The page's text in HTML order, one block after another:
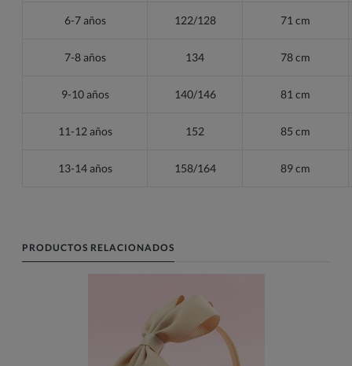
6-7 años 122/128 71 cm
7-8 años 134 78 cm
9-10 años 140/146 81 cm
11-12 años 152 85 cm
13-14 años 158/164 89 cm
PRODUCTOS RELACIONADOS